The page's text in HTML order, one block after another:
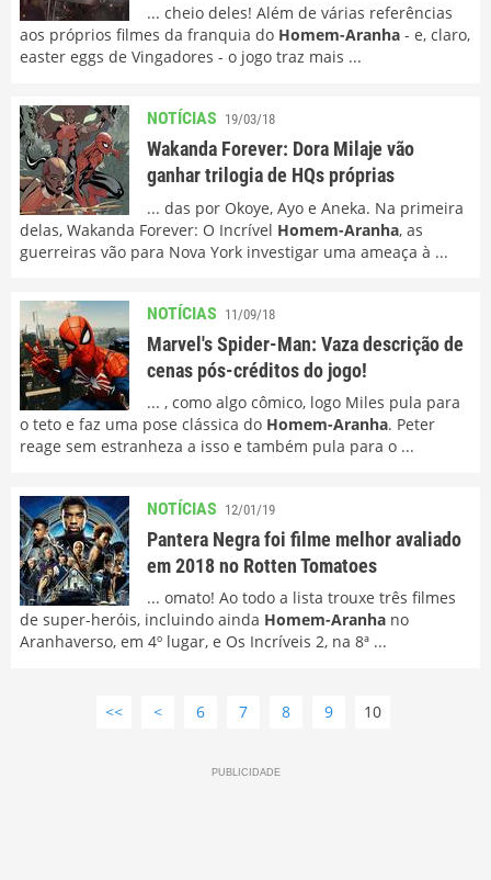
... cheio deles! Além de várias referências
aos próprios filmes da franquia do Homem-Aranha - e, claro,
easter eggs de Vingadores - o jogo traz mais ...
NOTÍCIAS 19/03/18
Wakanda Forever: Dora Milaje vão
ganhar trilogia de HQs próprias
... das por Okoye, Ayo e Aneka. Na primeira
delas, Wakanda Forever: O Incrível Homem-Aranha, as
guerreiras vão para Nova York investigar uma ameaça à ...
NOTÍCIAS 11/09/18
Marvel's Spider-Man: Vaza descrição de
cenas pós-créditos do jogo!
... , como algo cômico, logo Miles pula para
o teto e faz uma pose clássica do Homem-Aranha. Peter
reage sem estranheza a isso e também pula para o ...
NOTÍCIAS 12/01/19
Pantera Negra foi filme melhor avaliado
em 2018 no Rotten Tomatoes
... omato! Ao todo a lista trouxe três filmes
de super-heróis, incluindo ainda Homem-Aranha no
Aranhaverso, em 4º lugar, e Os Incríveis 2, na 8ª ...
<< < 6 7 8 9 10